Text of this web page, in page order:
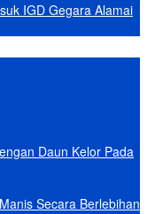
IGD Gegara Alamai
Daun Kelor Pada
Secara Berlebihan